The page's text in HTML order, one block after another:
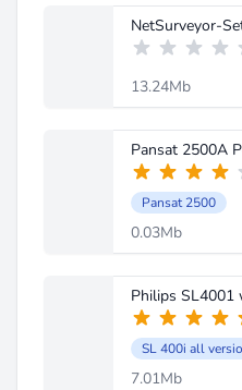
NetSurveyor-
13.24Mb
Pansat 2500A
Pansat 2500
0.03Mb
Philips SL4001
SL 400i all
7.01Mb